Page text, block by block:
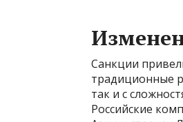
Санкции
традиционные
так и с
Российские